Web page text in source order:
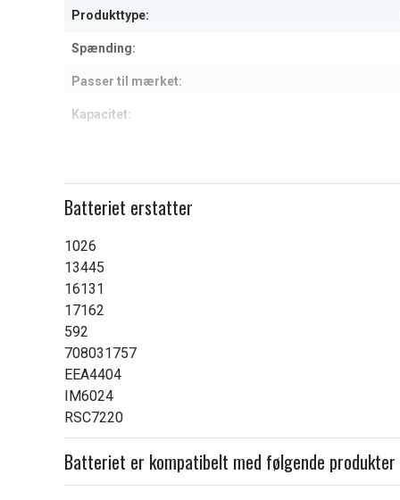
Produkttype:
Spænding:
Passer til mærket:
Kapacitet:
Batteriet erstatter
1026
13445
16131
17162
592
708031757
EEA4404
IM6024
RSC7220
Batteriet er kompatibelt med følgende produkter